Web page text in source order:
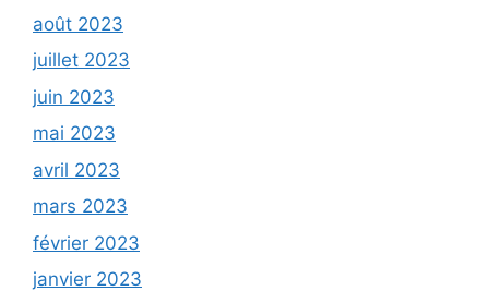
août 2023
juillet 2023
juin 2023
mai 2023
avril 2023
mars 2023
février 2023
janvier 2023